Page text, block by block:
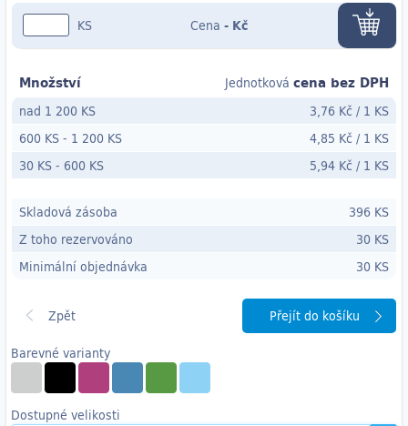
Barevné varianty
Dostupné velikosti
KS Cena - Kč
Množství Jednotková cena bez DPH
nad 1 200 KS 3,76 Kč / 1 KS
600 KS- 1 200 KS 4,85 Kč / 1 KS
30 KS- 600 KS 5,94 Kč / 1 KS
Skladová zásoba
396 KS
Z toho rezervováno
30 KS
Minimální objednávka
30 KS
Přejít do košíku